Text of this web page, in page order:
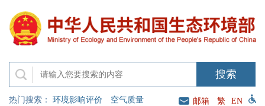
热门搜索： 环境影响评价 空气质量 邮箱 繁 EN